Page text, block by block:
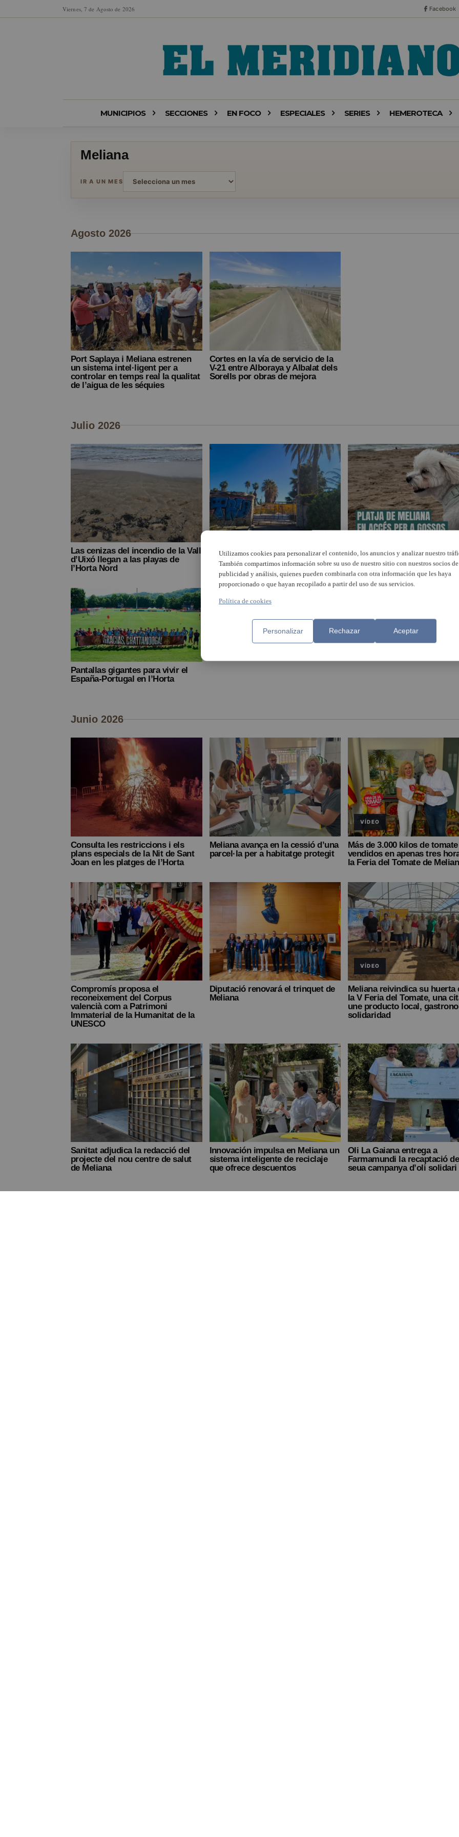
Viernes, 7 de Agosto de 2026 Facebook
MUNICIPIOS SECCIONES EN FOCO ESPECIALES SERIES HEMEROTECA
Meliana
IR A UN MES
Agosto 2026
Port Saplaya i Meliana estrenen
un sistema intel·ligent per a
controlar en temps real la qualitat
de l’aigua de les séquies
Cortes en la vía de servicio de la
V-21 entre Alboraya y Albalat dels
Sorells por obras de mejora
Julio 2026
Las cenizas del incendio de la Vall
d’Uixó llegan a las playas de
l’Horta Nord
Les discoteques que van fer ballar
l’Horta: un viatge a la nit més
recordada dels 90 i 2000
Meliana habilita un tram de
seua platja com a espai caní
Pantallas gigantes para vivir el
España-Portugal en l’Horta
Junio 2026
Consulta les restriccions i els
plans especials de la Nit de Sant
Joan en les platges de l’Horta
Meliana avança en la cessió d’una
parcel·la per a habitatge protegit
VÍDEO
Más de 3.000 kilos de tomate
vendidos en apenas tres
la Feria del Tomate de
Compromís proposa el
reconeixement del Corpus
valencià com a Patrimoni
Immaterial de la Humanitat de la
UNESCO
Diputació renovará el trinquet de
Meliana
VÍDEO
Meliana reivindica su huerta
la V Feria del Tomate, una
une producto local,
solidaridad
Sanitat adjudica la redacció del
projecte del nou centre de salut
de Meliana
Innovación impulsa en Meliana un
sistema inteligente de reciclaje
que ofrece descuentos
Oli La Gaiana entrega a
Farmamundi la recaptació
seua campanya d’oli solidari
Utilizamos cookies para personalizar el contenido, los anuncios y analizar nuestro
También compartimos información sobre su uso de nuestro sitio con nuestros socios de
publicidad y análisis, quienes pueden combinarla con otra información que les haya
proporcionado o que hayan recopilado a partir del uso de sus servicios.
Política de cookies
Personalizar Rechazar Aceptar